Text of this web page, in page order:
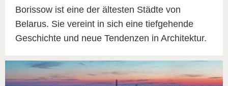
Borissow ist eine der ältesten Städte von
Belarus. Sie vereint in sich eine tiefgehende
Geschichte und neue Tendenzen in Architektur.